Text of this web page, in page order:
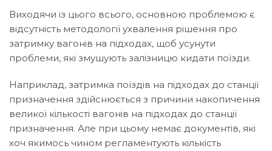
Виходячи із цього всього, основною проблемою є
відсутність методології ухвалення рішення про
затримку вагонів на підходах, щоб усунути
проблеми, які змушують залізницю кидати поїзди.
Наприклад, затримка поїздів на підходах до станції
призначення здійснюється з причини накопичення
великої кількості вагонів на підходах до станції
призначення. Але при цьому немає документів, які
хоч якимось чином регламентують кількість